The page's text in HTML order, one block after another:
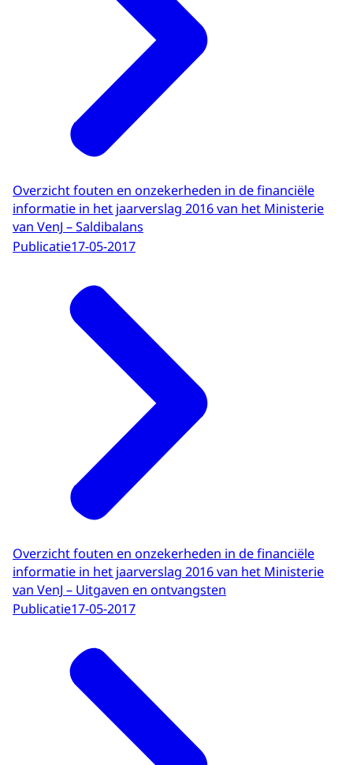
Overzicht fouten en onzekerheden in de financiële
informatie in het jaarverslag 2016 van het Ministerie
van VenJ – Saldibalans
Publicatie17-05-2017
Overzicht fouten en onzekerheden in de financiële
informatie in het jaarverslag 2016 van het Ministerie
van VenJ – Uitgaven en ontvangsten
Publicatie17-05-2017